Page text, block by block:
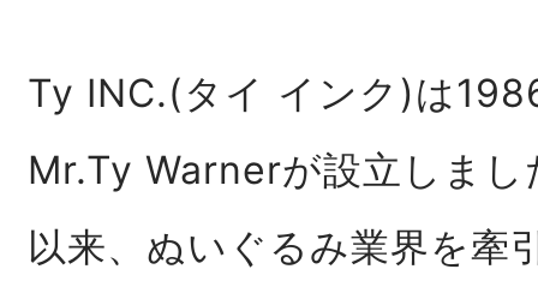
Ty INC.(タイ インク)は
Mr.Ty Warnerが設立しまし
以来、ぬいぐるみ業界を牽